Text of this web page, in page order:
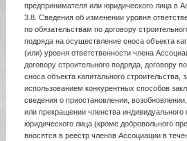
предпринимателя или юридического лица в
3.8. Сведения об изменении уровня
по обязательствам по договору
подряда на осуществление сноса объекта
(или) уровня ответственности члена
договору строительного подряда, договору
сноса объекта капитального строительства,
использованием конкурентных способов
сведения о приостановлении,
или прекращении членства
юридического лица (кроме добровольного
вносятся в реестр членов Ассоциации в